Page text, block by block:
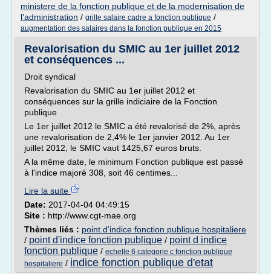
ministere de la fonction publique et de la modernisation de
l'administration / grille salaire cadre a fonction publique /
augmentation des salaires dans la fonction publique en 2015
Revalorisation du SMIC au 1er juillet 2012
et conséquences ...
Droit syndical
Revalorisation du SMIC au 1er juillet 2012 et
conséquences sur la grille indiciaire de la Fonction
publique
Le 1er juillet 2012 le SMIC a été revalorisé de 2%, après
une revalorisation de 2,4% le 1er janvier 2012. Au 1er
juillet 2012, le SMIC vaut 1425,67 euros bruts.
A la même date, le minimum Fonction publique est passé
à l'indice majoré 308, soit 46 centimes...
Lire la suite
Date: 2017-04-04 04:49:15
Site : http://www.cgt-mae.org
Thèmes liés : point d'indice fonction publique hospitaliere
/ point d'indice fonction publique / point d indice
fonction publique / echelle 6 categorie c fonction publique
hospitaliere / indice fonction publique d'etat